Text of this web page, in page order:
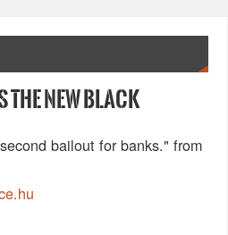
THE NEW BLACK
bailout for banks." from